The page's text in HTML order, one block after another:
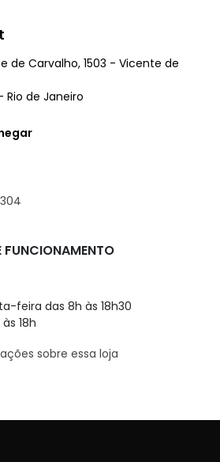
de Carvalho, 1503 - Vicente de
Rio de Janeiro
FUNCIONAMENTO
feira das 8h às 18h30
18h
sobre essa loja